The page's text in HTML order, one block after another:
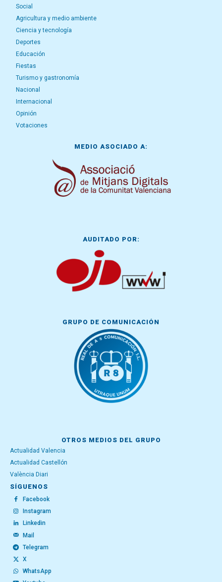
Social
Agricultura y medio ambiente
Ciencia y tecnología
Deportes
Educación
Fiestas
Turismo y gastronomía
Nacional
Internacional
Opinión
Votaciones
MEDIO ASOCIADO A:
AUDITADO POR:
GRUPO DE COMUNICACIÓN
OTROS MEDIOS DEL GRUPO
Actualidad Valencia
Actualidad Castellón
València Diari
SÍGUENOS
Facebook
Instagram
Linkedin
Mail
Telegram
X
WhatsApp